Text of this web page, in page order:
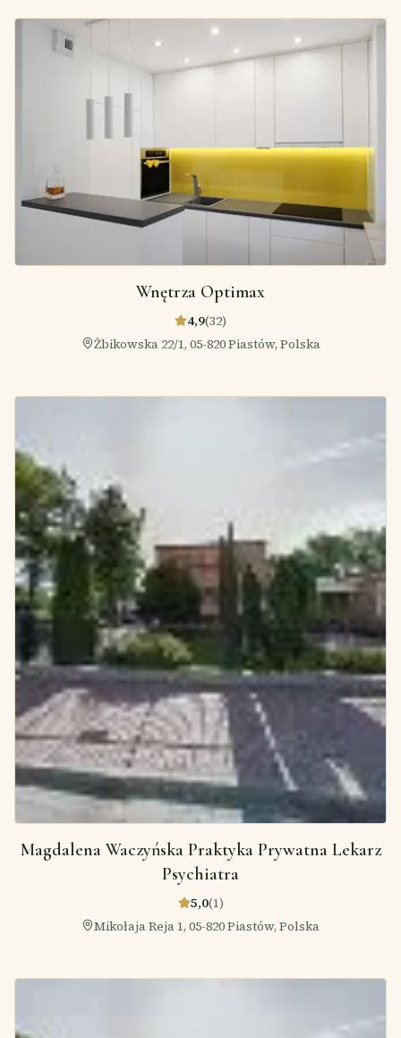
Wnętrza Optimax
4,9(32)
Żbikowska 22/1, 05-820 Piastów, Polska
Magdalena Waczyńska Praktyka Prywatna Lekarz
Psychiatra
5,0(1)
Mikołaja Reja 1, 05-820 Piastów, Polska